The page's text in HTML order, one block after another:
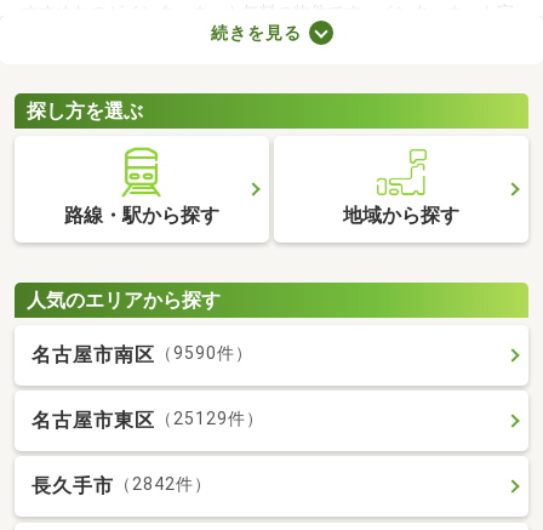
すすめなのがインターネット無料の物件です。インターネット完
備の物件なら、新たに回線を契約する必要はありません。通信費
チェックしてみてくださいね。
続きを見る
探し方を選ぶ
路線・駅から探す 地域から探す
人気のエリアから探す
名古屋市南区 （9590件）
名古屋市東区 （25129件）
長久手市 （2842件）